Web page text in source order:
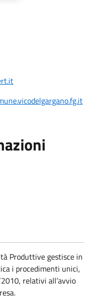
Produttive gestisce in
i procedimenti unici,
relativi all’avvio